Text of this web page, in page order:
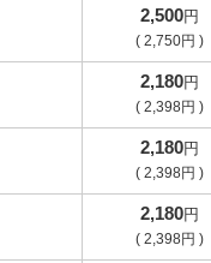
2,500円
( 2,750円 )
2,180円
( 2,398円 )
2,180円
( 2,398円 )
2,180円
( 2,398円 )